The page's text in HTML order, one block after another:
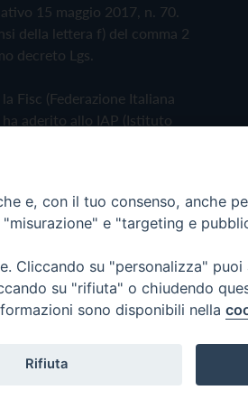
15 maggio 2017, n. 70.
della lettera f) del comma 2
decreto Lgs.
Fisc (Federazione Italiana
aderito allo IAP (Istituto
Policy
e, con il tuo consenso, anche
e "targeting e
Cliccando su "personalizza"
su "rifiuta" o chiudendo
sono disponibili nella
Rifiuta